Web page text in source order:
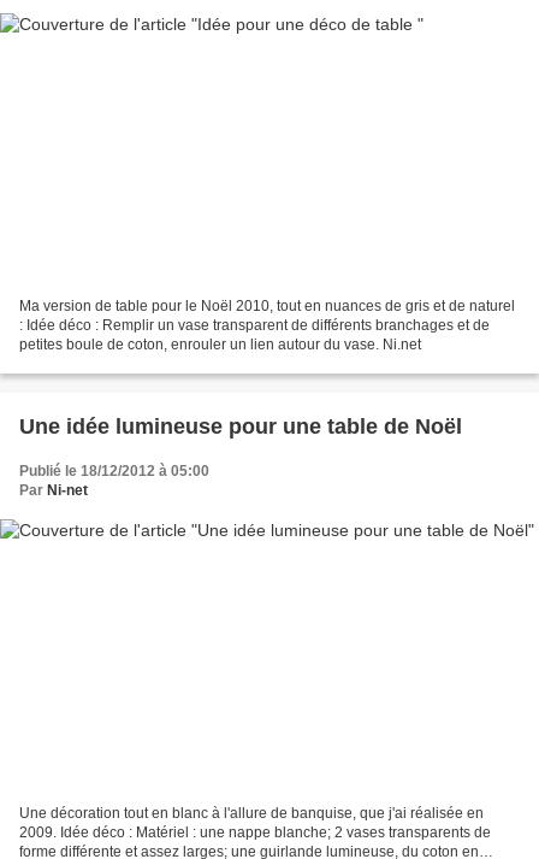
Ma version de table pour le Noël 2010, tout en nuances de gris et de naturel
: Idée déco : Remplir un vase transparent de différents branchages et de
petites boule de coton, enrouler un lien autour du vase. Ni.net
Une idée lumineuse pour une table de Noël
Publié le 18/12/2012 à 05:00
Par Ni-net
Une décoration tout en blanc à l'allure de banquise, que j'ai réalisée en
2009. Idée déco : Matériel : une nappe blanche; 2 vases transparents de
forme différente et assez larges; une guirlande lumineuse, du coton en